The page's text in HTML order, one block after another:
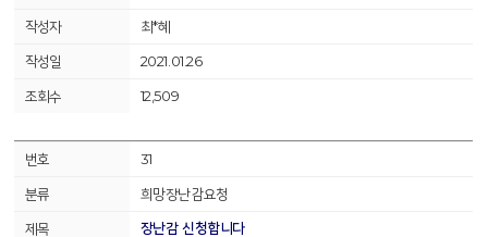
최*혜
2021.01.26
12,509
31
희망장난감요청
장난감 신청합니다